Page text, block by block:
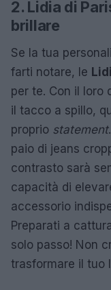
2. Lidia di
brillare
Se la tua
farti notare, le
per te. Con il loro
il tacco a spillo,
proprio statement
paio di jeans
contrasto sarà
capacità di
accessorio
Preparati a
solo passo! Non
trasformare il tuo